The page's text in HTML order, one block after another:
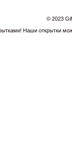
© 2023
Наши открытки